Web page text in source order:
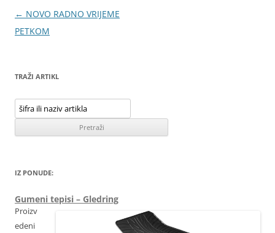
Navigacija
objava
← NOVO RADNO VRIJEME
PETKOM
TRAŽI ARTIKL
IZ PONUDE:
Gumeni tepisi – Gledring
Proizv
edeni